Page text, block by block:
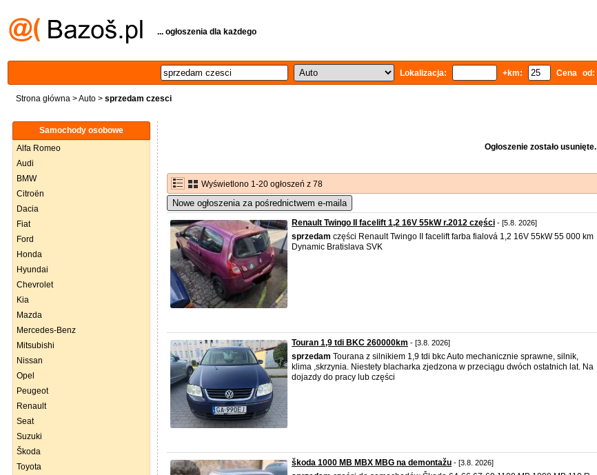
... ogłoszenia dla każdego
Lokalizacja: +km: Cena od:
Strona główna >Auto > sprzedam czesci
Samochody osobowe
Alfa Romeo
Audi
BMW
Citroën
Dacia
Fiat
Ford
Honda
Hyundai
Chevrolet
Kia
Mazda
Mercedes-Benz
Mitsubishi
Nissan
Opel
Peugeot
Renault
Seat
Suzuki
Škoda
Toyota
Ogłoszenie zostało usunięte.
Wyświetlono 1-20 ogłoszeń z 78
Nowe ogłoszenia za pośrednictwem e-maila
Renault Twingo II facelift 1,2 16V 55kW r.2012 części - [5.8. 2026]
sprzedam części Renault Twingo II facelift farba fialová 1,2 16V 55kW 55 000 km
Dynamic Bratislava SVK
Touran 1,9 tdi BKC 260000km - [3.8. 2026]
sprzedam Tourana z silnikiem 1,9 tdi bkc Auto mechanicznie sprawne, silnik,
klima ,skrzynia. Niestety blacharka zjedzona w przeciągu dwóch ostatnich lat. Na
dojazdy do pracy lub części
škoda 1000 MB MBX MBG na demontažu - [3.8. 2026]